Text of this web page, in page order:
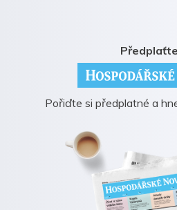
Pořiďte si předplatné a